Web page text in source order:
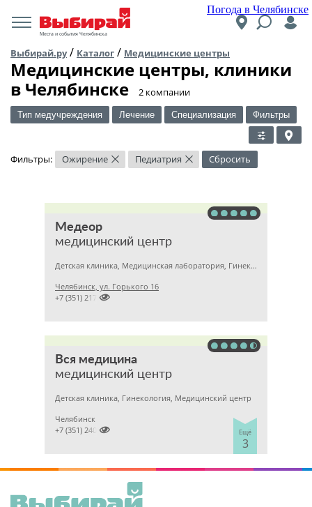
Погода в Челябинске
Места и события Челябинска
Выбирай.ру/ Каталог / Медицинские центры
Медицинские центры, клиники
в Челябинске
​2 компании
Тип медучреждения Лечение Специализация Фильтры
Фильтры: Ожирение × Педиатрия × Сбросить
Медеор
медицинский центр
Детская клиника, Медицинская лаборатория, Гинекология
Челябинск, ул. Горького 16

+7 (351) 2172376
Вся медицина
медицинский центр
Детская клиника, Гинекология, Медицинский центр
Ещё
3
Челябинск

+7 (351) 2400303